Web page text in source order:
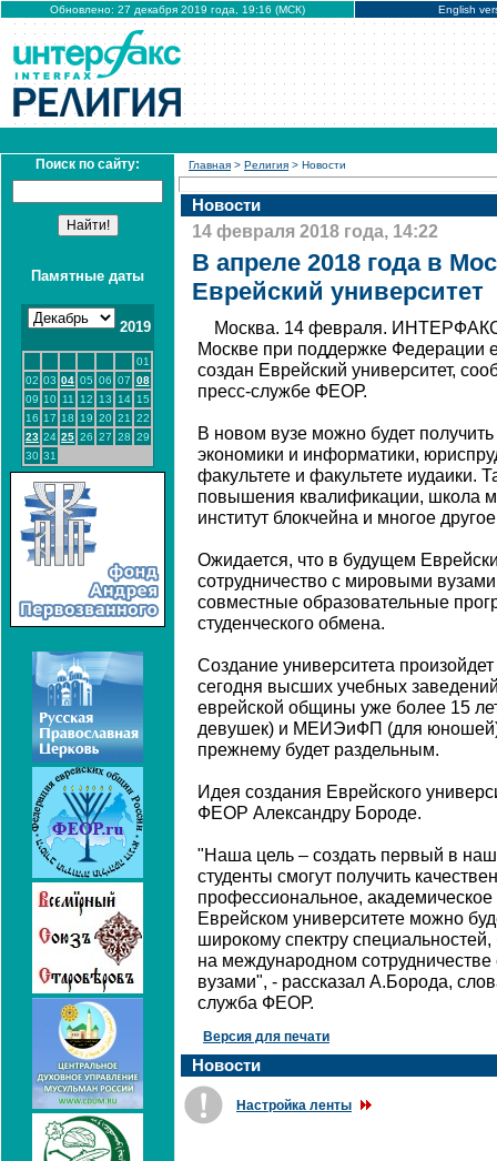
Обновлено: 27 декабря 2019 года, 19:16 (МСК) English
Поиск по сайту:
Памятные даты
2019
01
02 03 04 05 06 07 08
09 10 11 12 13 14 15
16 17 18 19 20 21
22
23 24 25 26 27 28 29
30 31
Главная > Религия > Новости
Новости
14 февраля 2018 года, 14:22
В апреле 2018 года в
Еврейский университет
Москва. 14 февраля. ИНТЕРФАКС
Москве при поддержке Федерации
создан Еврейский университет,
пресс-службе ФЕОР.
В новом вузе можно будет
экономики и информатики,
факультете и факультете иудаики.
повышения квалификации, школа
институт блокчейна и многое
Ожидается, что в будущем
сотрудничество с мировыми
совместные образовательные
студенческого обмена.
Создание университета
сегодня высших учебных
еврейской общины уже более 15
девушек) и МЕИЭиФП (для
прежнему будет раздельным.
Идея создания Еврейского
ФЕОР Александру Бороде.
"Наша цель – создать первый в
студенты смогут получить
профессиональное,
Еврейском университете можно
широкому спектру
на международном
вузами", - рассказал А.Борода,
служба ФЕОР.
Версия для печати
Новости
Настройка ленты